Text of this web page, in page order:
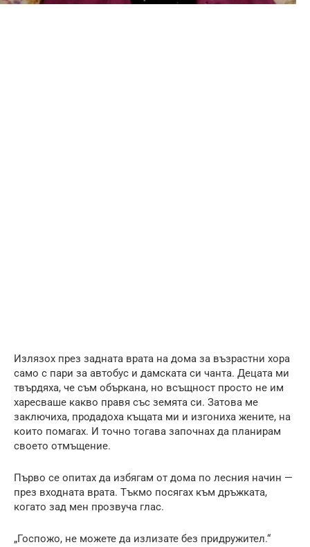
Излязох през задната врата на дома за възрастни хора
само с пари за автобус и дамската си чанта. Децата ми
твърдяха, че съм объркана, но всъщност просто не им
харесваше какво правя със земята си. Затова ме
заключиха, продадоха къщата ми и изгониха жените, на
които помагах. И точно тогава започнах да планирам
своето отмъщение.
Първо се опитах да избягам от дома по лесния начин —
през входната врата. Тъкмо посягах към дръжката,
когато зад мен прозвуча глас.
„Госпожо, не можете да излизате без придружител.“